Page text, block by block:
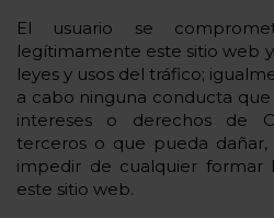
El usuario se
legítimamente este sitio web
leyes y usos del tráfico;
a cabo ninguna conducta
intereses o derechos de
terceros o que pueda dañar,
impedir de cualquier formar
este sitio web.